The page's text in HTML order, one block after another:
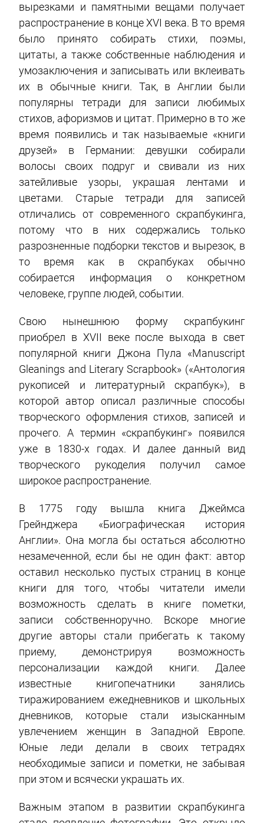
вырезками и памятными вещами получает
распространение в конце ХVI века. В то время
было принято собирать стихи, поэмы,
цитаты, а также собственные наблюдения и
умозаключения и записывать или вклеивать
их в обычные книги. Так, в Англии были
популярны тетради для записи любимых
стихов, афоризмов и цитат. Примерно в то же
время появились и так называемые «книги
друзей» в Германии: девушки собирали
волосы своих подруг и свивали из них
затейливые узоры, украшая лентами и
цветами. Старые тетради для записей
отличались от современного скрапбукинга,
потому что в них содержались только
разрозненные подборки текстов и вырезок, в
то время как в скрапбуках обычно
собирается информация о конкретном
человеке, группе людей, событии.
Свою нынешнюю форму скрапбукинг
приобрел в XVII веке после выхода в свет
популярной книги Джона Пула «Manuscript
Gleanings and Literary Scrapbook» («Антология
рукописей и литературный скрапбук»), в
которой автор описал различные способы
творческого оформления стихов, записей и
прочего. А термин «скрапбукинг» появился
уже в 1830-х годах. И далее данный вид
творческого рукоделия получил самое
широкое распространение.
В 1775 году вышла книга Джеймса
Грейнджера «Биографическая история
Англии». Она могла бы остаться абсолютно
незамеченной, если бы не один факт: автор
оставил несколько пустых страниц в конце
книги для того, чтобы читатели имели
возможность сделать в книге пометки,
записи собственноручно. Вскоре многие
другие авторы стали прибегать к такому
приему, демонстрируя возможность
персонализации каждой книги. Далее
известные книгопечатники занялись
тиражированием ежедневников и школьных
дневников, которые стали изысканным
увлечением женщин в Западной Европе.
Юные леди делали в своих тетрадях
необходимые записи и пометки, не забывая
при этом и всячески украшать их.
Важным этапом в развитии скрапбукинга